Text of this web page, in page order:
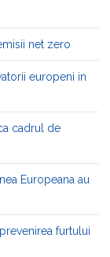
net zero
europeni in
cadrul de
Europeana au
furtului